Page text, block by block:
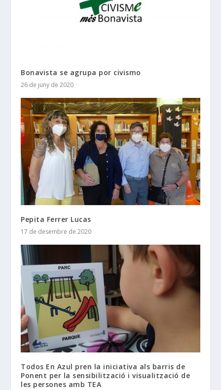
Bonavista se agrupa por civismo
26 de juny de 2020
Pepita Ferrer Lucas
17 de desembre de 2020
Todos En Azul pren la iniciativa als barris de
Ponent per la sensibilització i visualització de
les persones amb TEA